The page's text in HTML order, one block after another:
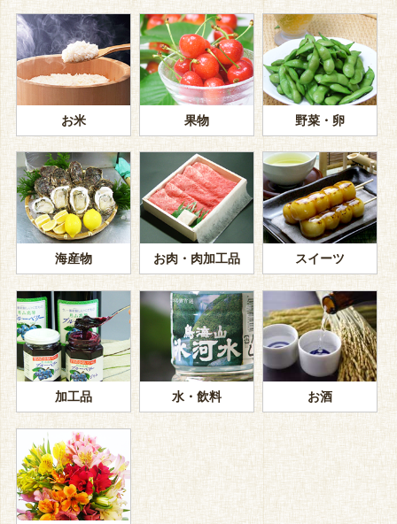
お米 果物 野菜・卵
海産物 お肉・肉加工品 スイーツ
加工品 水・飲料 お酒